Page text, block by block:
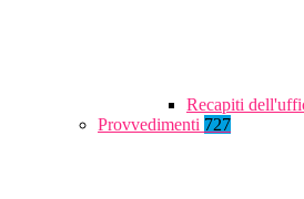
Recapiti
Provvedimenti 727